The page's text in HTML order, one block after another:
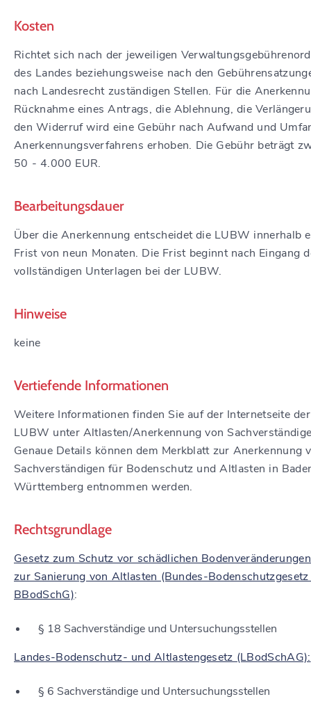
Kosten
Richtet sich nach der jeweiligen
des Landes beziehungsweise nach den
nach Landesrecht zuständigen Stellen. Für die
Rücknahme eines Antrags, die Ablehnung, die
den Widerruf wird eine Gebühr nach Aufwand und
Anerkennungsverfahrens erhoben. Die Gebühr beträgt
50 - 4.000 EUR.
Bearbeitungsdauer
Über die Anerkennung entscheidet die LUBW innerhalb
Frist von neun Monaten. Die Frist beginnt nach Eingang
vollständigen Unterlagen bei der LUBW.
Hinweise
keine
Vertiefende Informationen
Weitere Informationen finden Sie auf der Internetseite der
LUBW unter Altlasten/Anerkennung von
Genaue Details können dem Merkblatt zur Anerkennung
Sachverständigen für Bodenschutz und Altlasten in
Württemberg entnommen werden.
Rechtsgrundlage
Gesetz zum Schutz vor schädlichen
zur Sanierung von Altlasten (Bundes-
BBodSchG):
§ 18 Sachverständige und Untersuchungsstellen
Landes-Bodenschutz- und Altlastengesetz (LBodSchAG):
§ 6 Sachverständige und Untersuchungsstellen